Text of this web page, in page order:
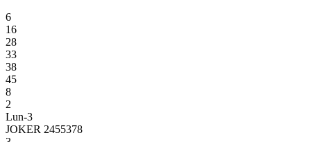
6
16
28
33
38
45
8
2
Lun-3
JOKER 2455378